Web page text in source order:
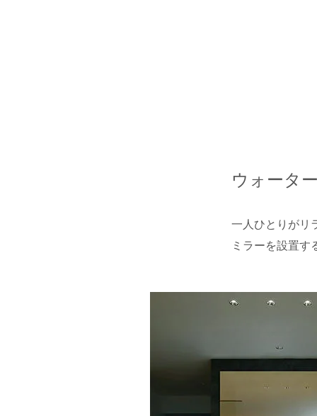
ウォータ
一人ひとりがリ
ミラーを設置す